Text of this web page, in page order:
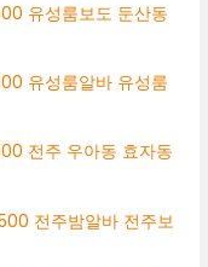
유성룸보도 둔산동
유성룸알바 유성룸
전주 우아동 효자동
전주밤알바 전주보